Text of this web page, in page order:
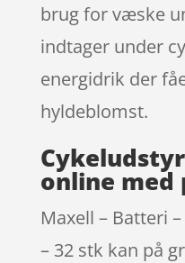
brug for væske
indtager under
energidrik der
hyldeblomst.
online med
Maxell – Batteri
– 32 stk kan på